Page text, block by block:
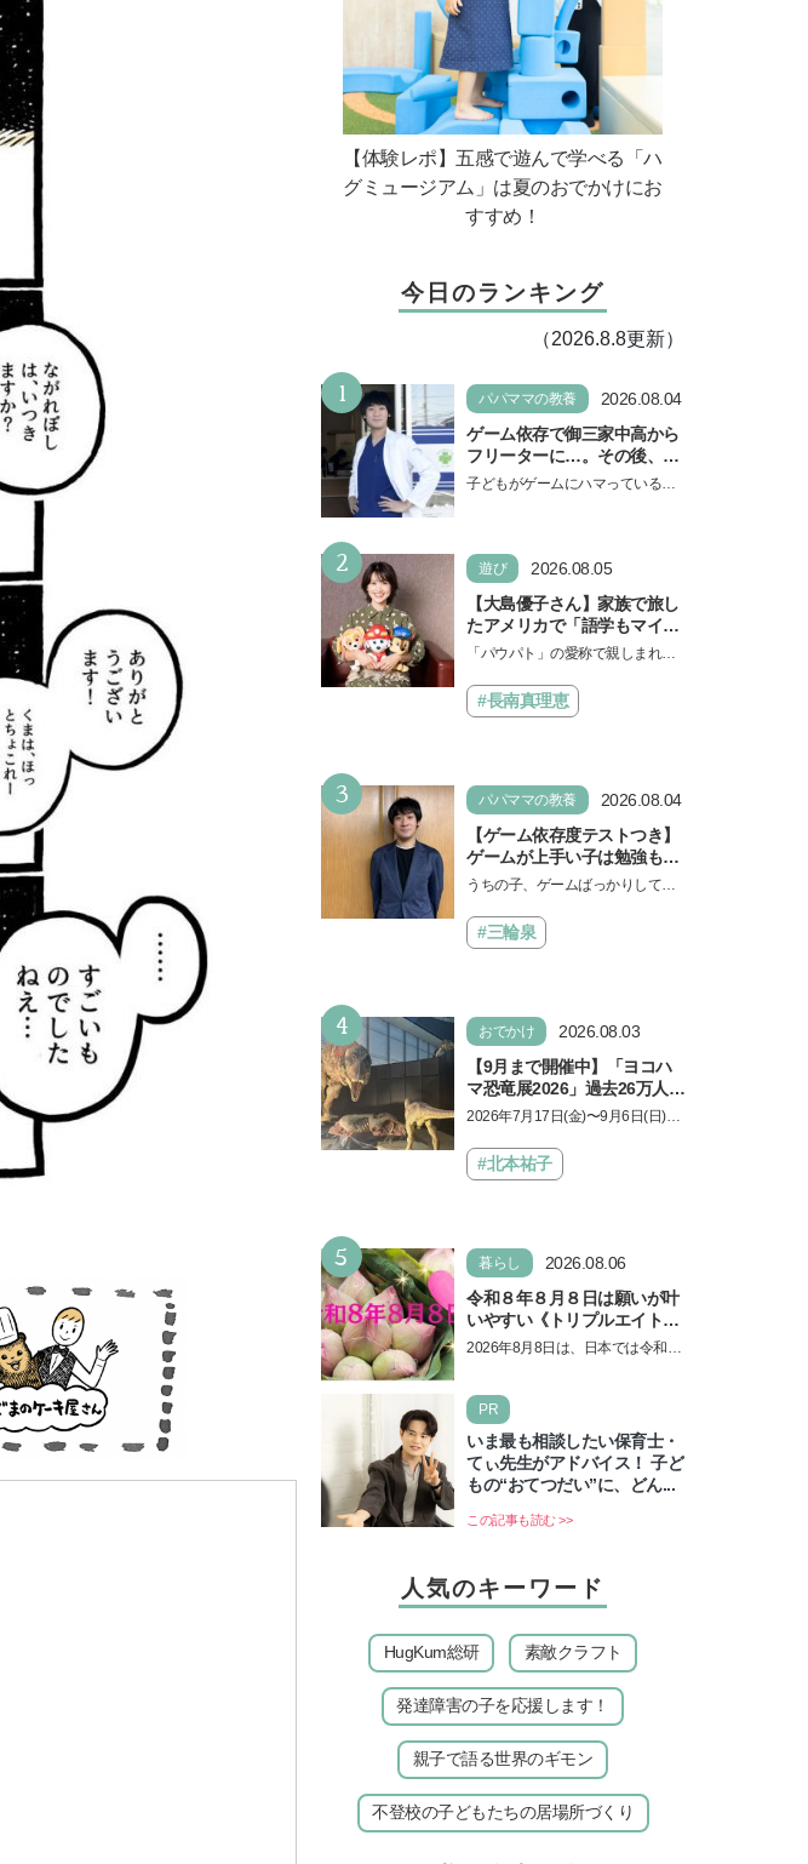
【体験レポ】五感で遊んで学べる「ハ
グミュージアム」は夏のおでかけにお
すすめ！
今日のランキング
（2026.8.8更新）
1 パパママの教養
2026.08.04
ゲーム依存で御三家中高から
フリーターに…。その後、医
学部へ逆転合格した現役医師
子どもがゲームにハマっている
2 遊び
2026.08.05
【大島優子さん】家族で旅し
たアメリカで「語学もマイン
ドも！ 子どもの成長はすごか
『パウ・パトロール ザ・ダイ
ノ・ムービー』ではあきらめ
「パウパト」の愛称で親しまれる
の劇場版シリーズ第3弾、映画『パ
ウ・パトロール ザ…
#長南真理恵
3 パパママの教養
2026.08.04
【ゲーム依存度テストつき】
ゲームが上手い子は勉強もで
きる？御三家中高卒でゲーマ
えるゲームしながら受験で勝
つためのメソッド
うちの子、ゲームばっかりしてい
言し、子どもとトラブルになる家
庭は多いもの。でも…
#三輪泉
4 おでかけ
2026.08.03
【9月まで開催中】「ヨコハ
マ恐竜展2026」過去26万人を
動員した恐竜展が9年ぶりに
しむポイントを完全ガイド
2026年7月17日(金)〜9月6日(日)、
「ヨコハマ恐竜展2026〜恐竜の食
卓大図鑑〜」が開催…
#北本祐子
5 暮らし
2026.08.06
令和８年８月８日は願いが叶
いやすい《トリプルエイト》
の日！ 13日の獅子座の新月
2026年8月8日は、日本では令和8
ズゲート」というとって…
PR
いま最も相談したい保育士・
てぃ先生がアドバイス！ 子ど
もの“おてつだい”に、どん...
この記事も読む >>
人気のキーワード
HugKum総研 素敵クラフト
発達障害の子を応援します！
親子で語る世界のギモン
不登校の子どもたちの居場所づくり